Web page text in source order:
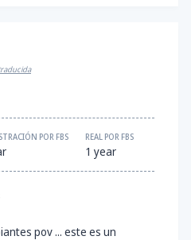
POR FBS REAL POR FBS
1 year
pov ... este es un